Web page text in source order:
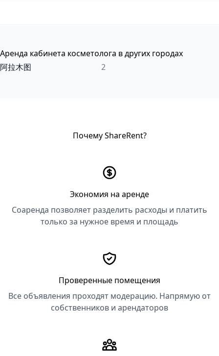
Аренда кабинета косметолога в других городах
阿拉木图
2
Почему ShareRent?
Экономия на аренде
Соаренда позволяет разделить расходы и платить
только за нужное время и площадь
Проверенные помещения
Все объявления проходят модерацию. Напрямую от
собственников и арендаторов